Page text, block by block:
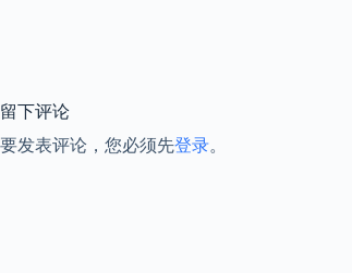
留下评论
要发表评论，您必须先登录。